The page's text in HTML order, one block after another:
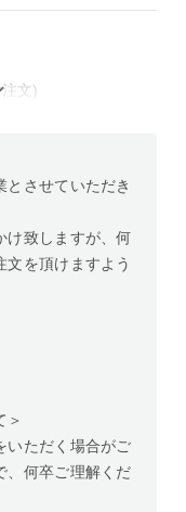
文)
させていただき
け致しますが、何
を頂けますよう
＞
いただく場合がご
、何卒ご理解くだ